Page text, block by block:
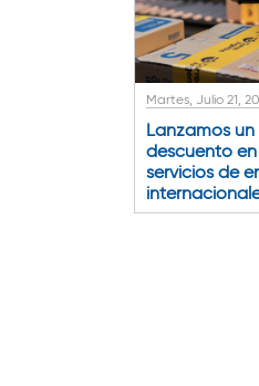
Martes, Julio 21,
Lanzamos un
descuento
servicios de